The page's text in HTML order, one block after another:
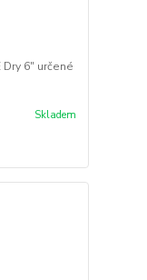
Dry 6" určené
Skladem